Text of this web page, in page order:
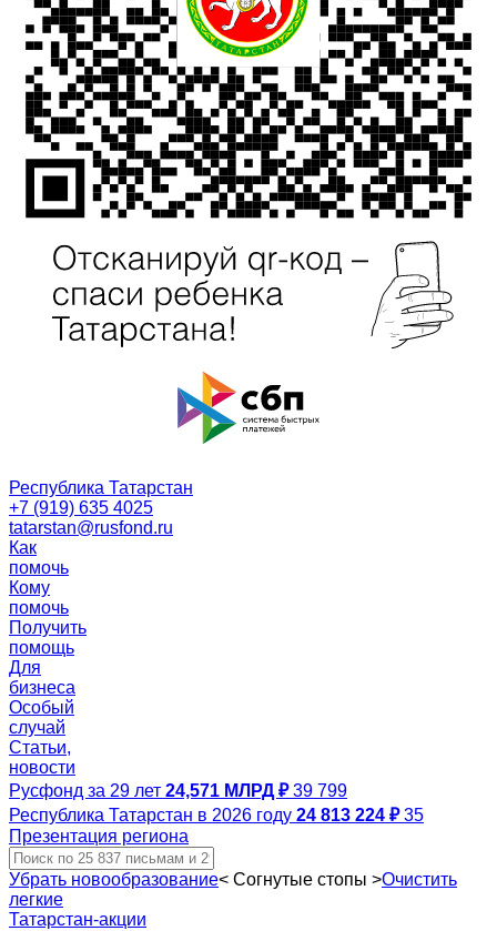
Республика Татарстан
+7 (919) 635 4025
tatarstan@rusfond.ru
Как
помочь
Кому
помочь
Получить
помощь
Для
бизнеса
Особый
случай
Статьи,
новости
Русфонд за 29 лет 24,571 МЛРД ₽ 39 799
Республика Татарстан в 2026 году 24 813 224 ₽ 35
Презентация региона
Убрать новообразование< Согнутые стопы >Очистить
легкие
Татарстан-акции